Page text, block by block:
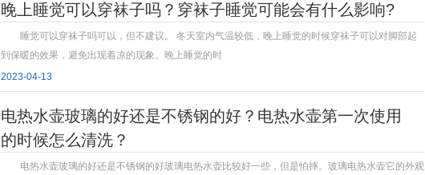
晚上睡觉可以穿袜子吗？穿袜子睡觉可能会有什么影响?
睡觉可以穿袜子吗可以，但不建议。 冬天室内气温较低，晚上睡觉的时候穿袜子可以对脚部起
到保暖的效果，避免出现着凉的现象。晚上睡觉的时
2023-04-13
电热水壶玻璃的好还是不锈钢的好？电热水壶第一次使用
的时候怎么清洗？
电热水壶玻璃的好还是不锈钢的好玻璃电热水壶比较好一些，但是怕摔。玻璃电热水壶它的外观